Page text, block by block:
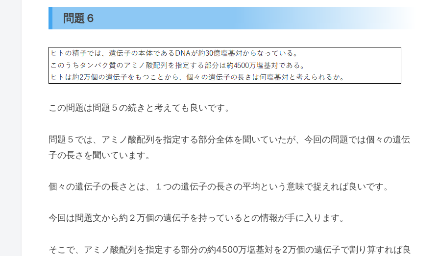
問題６
この問題は問題５の続きと考えても良いです。
問題５では、アミノ酸配列を指定する部分全体を聞いていたが、今回の問題では個々の遺伝
子の長さを聞いています。
個々の遺伝子の長さとは、１つの遺伝子の長さの平均という意味で捉えれば良いです。
今回は問題文から約２万個の遺伝子を持っているとの情報が手に入ります。
そこで、アミノ酸配列を指定する部分の約4500万塩基対を2万個の遺伝子で割り算すれば良